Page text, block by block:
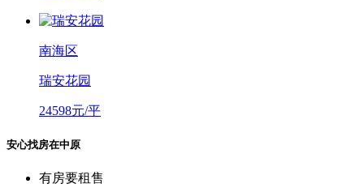
南海区
瑞安花园
24598元/平
安心找房在中原
有房要租售